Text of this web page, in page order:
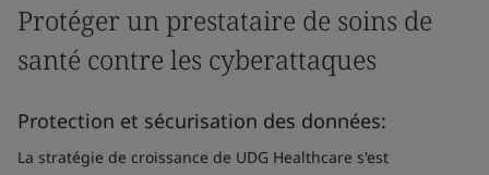
Protéger un prestataire de soins de
santé contre les cyberattaques
Protection et sécurisation des données:
La stratégie de croissance de UDG Healthcare s'est